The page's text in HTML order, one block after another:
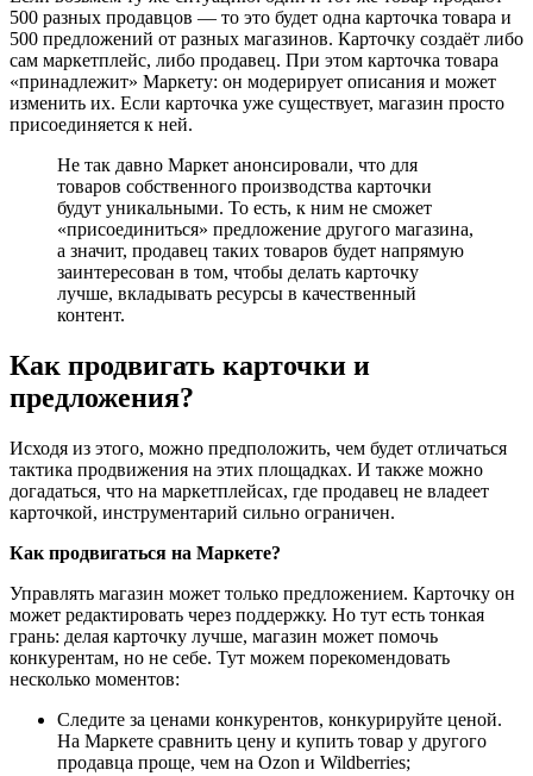
500 разных продавцов — то это будет одна карточка товара и
500 предложений от разных магазинов. Карточку создаёт либо
сам маркетплейс, либо продавец. При этом карточка товара
«принадлежит» Маркету: он модерирует описания и может
изменить их. Если карточка уже существует, магазин просто
присоединяется к ней.
Не так давно Маркет анонсировали, что для
товаров собственного производства карточки
будут уникальными. То есть, к ним не сможет
«присоединиться» предложение другого магазина,
а значит, продавец таких товаров будет напрямую
заинтересован в том, чтобы делать карточку
лучше, вкладывать ресурсы в качественный
контент.
Как продвигать карточки и
предложения?
Исходя из этого, можно предположить, чем будет отличаться
тактика продвижения на этих площадках. И также можно
догадаться, что на маркетплейсах, где продавец не владеет
карточкой, инструментарий сильно ограничен.
Как продвигаться на Маркете?
Управлять магазин может только предложением. Карточку он
может редактировать через поддержку. Но тут есть тонкая
грань: делая карточку лучше, магазин может помочь
конкурентам, но не себе. Тут можем порекомендовать
несколько моментов:
Следите за ценами конкурентов, конкурируйте ценой.
На Маркете сравнить цену и купить товар у другого
продавца проще, чем на Ozon и Wildberries;